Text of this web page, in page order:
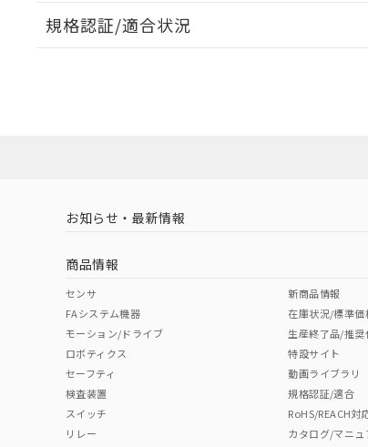
EU RoHS 注意事項・凡例
中国 RoHS 注意事項・凡例
中国 RoHS表
Pb Hg
規格認証/適合状況
（イギリス
（ノルウェー
お知らせ・最新情報
商品情報
センサ
FAシステム機器
モーション/ドライブ
ロボティクス
セーフティ
検査装置
スイッチ
リレー
新商品情報
在庫状況/標準価
生産終了品/推奨
特設サイト
動画ライブラリ
規格認証/適合
RoHS/REACH対
カタログ/マニュ